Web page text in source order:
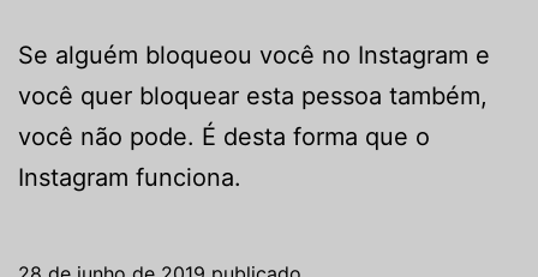
Se alguém bloqueou você no Instagram e
você quer bloquear esta pessoa também,
você não pode. É desta forma que o
Instagram funciona.